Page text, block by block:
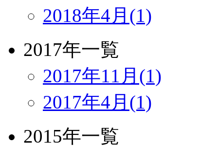
2018年4月(1)
2017年一覧
2017年11月(1)
2017年4月(1)
2015年一覧